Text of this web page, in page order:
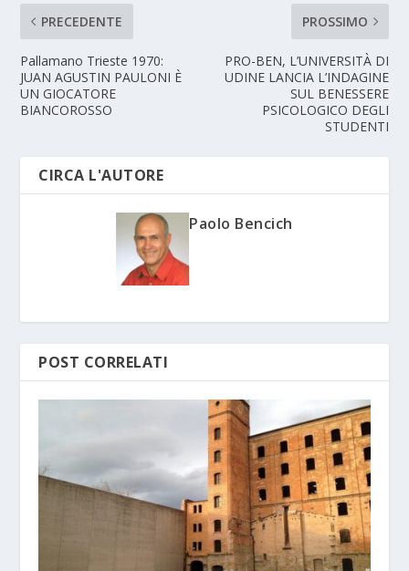
PRECEDENTE
Pallamano Trieste 1970:
JUAN AGUSTIN PAULONI È
UN GIOCATORE
BIANCOROSSO
PROSSIMO
PRO-BEN, L’UNIVERSITÀ DI
UDINE LANCIA L’INDAGINE
SUL BENESSERE
PSICOLOGICO DEGLI
STUDENTI
CIRCA L'AUTORE
Paolo Bencich
POST CORRELATI